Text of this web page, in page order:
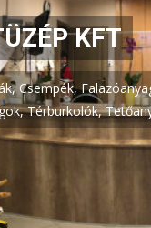
KFT
Csempék,
Térburkolók,